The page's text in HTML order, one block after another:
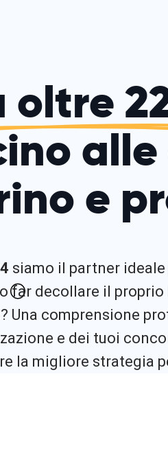
oltre
e
siamo il partner
far decollare il
Una comprensione
e dei tuoi
la migliore strategia